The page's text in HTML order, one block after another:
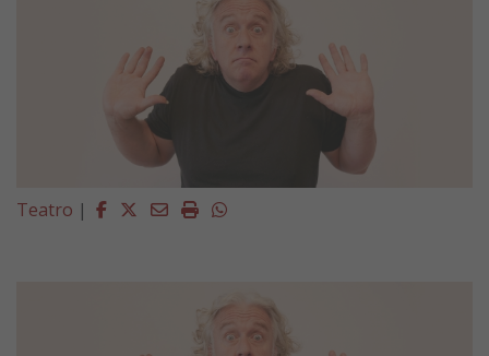
Teatro | Facebook
Twitter
EmailImprimirWhatsapp